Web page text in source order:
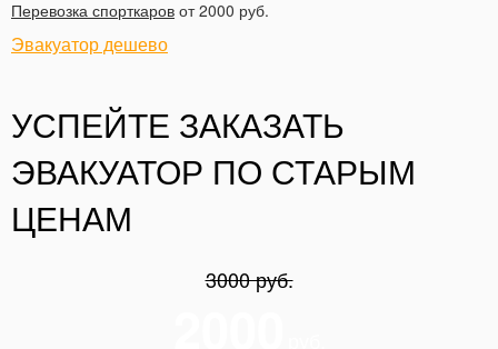
Перевозка спорткаров от 2000 руб.
Эвакуатор дешево
УСПЕЙТЕ ЗАКАЗАТЬ
ЭВАКУАТОР ПО СТАРЫМ
ЦЕНАМ
3000 руб.